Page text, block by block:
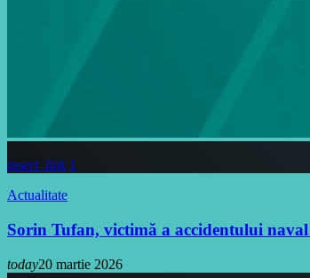
insert_link 1
Actualitate
Sorin Tufan, victimă a accidentului
today20 martie 2026